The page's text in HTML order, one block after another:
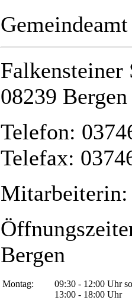
Falkensteiner
08239 Bergen
Telefon:
Telefax:
Mitarbeiterin:
Bergen
Montag:
09:30 - 12:00 Uhr
13:00 - 18:00 Uhr